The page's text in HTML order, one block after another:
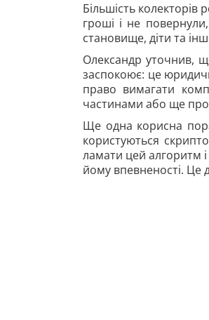
Більшість
гроші і не
становище, діти та
Олександр уточнив,
заспокоює: це
право вимагати
частинами або ще про
Ще одна корисна
користуються
ламати цей алгоритм
йому впевненості. Це